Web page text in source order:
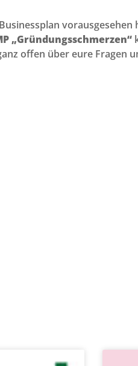
„Gründungsschmerzen“
offen über eure Fragen